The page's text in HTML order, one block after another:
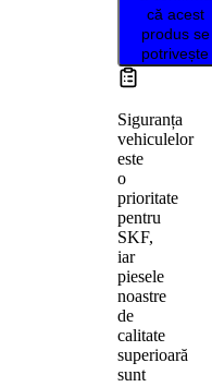
că acest
produs se
potrivește
Siguranța
vehiculelor
este
o
prioritate
pentru
SKF,
iar
piesele
noastre
de
calitate
superioară
sunt